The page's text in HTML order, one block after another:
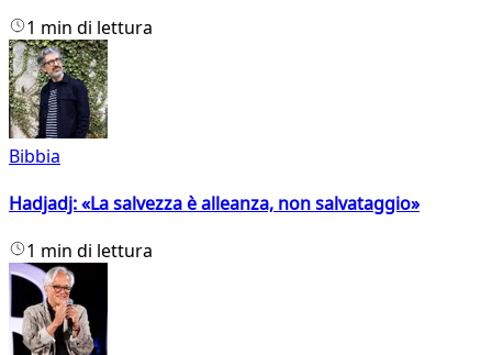
1 min di lettura
Bibbia
Hadjadj: «La salvezza è alleanza, non salvataggio»
1 min di lettura